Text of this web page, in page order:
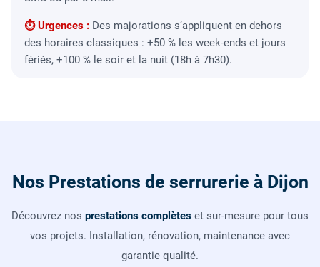
⏱ Urgences : Des majorations s’appliquent en dehors
des horaires classiques : +50 % les week-ends et jours
fériés, +100 % le soir et la nuit (18h à 7h30).
Nos Prestations de serrurerie à Dijon
Découvrez nos prestations complètes et sur-mesure pour tous
vos projets. Installation, rénovation, maintenance avec
garantie qualité.